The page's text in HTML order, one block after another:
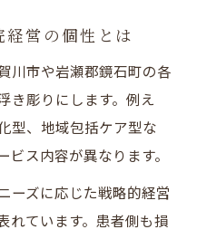
営の個性とは
川市や岩瀬郡鏡石町の各
き彫りにします。例え
型、地域包括ケア型な
ス内容が異なります。
ーズに応じた戦略的経営
れています。患者側も損